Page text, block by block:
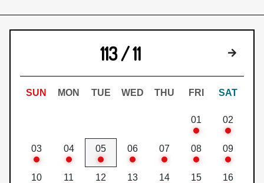
113 / 11 下個月
SUN MON TUE WED THU FRI SAT
01 02
03 04 05 06 07 08 09
10 11 12 13 14 15 16